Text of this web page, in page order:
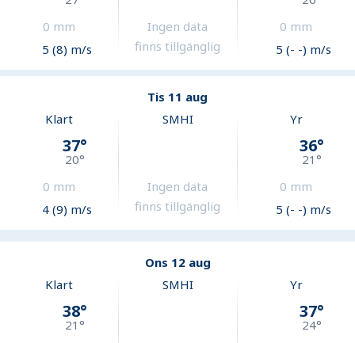
0 mm
5 (8) m/s
Ingen data
finns tillgänglig
0 mm
5 (- -) m/s
Tis 11 aug
Klart
37°
20°
0 mm
4 (9) m/s
SMHI
Ingen data
finns tillgänglig
Yr
36°
21°
0 mm
5 (- -) m/s
Ons 12 aug
Klart
38°
21°
SMHI Yr
37°
24°